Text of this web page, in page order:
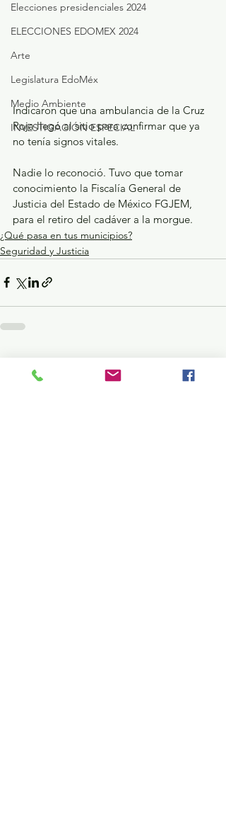
Elecciones presidenciales 2024
ELECCIONES EDOMEX 2024
Arte
Legislatura EdoMéx
Medio Ambiente
INVESTIGACIÓN ESPECIAL
Indicaron que una ambulancia de la Cruz
Roja llegó al sitio para confirmar que ya
no tenía signos vitales.
Nadie lo reconoció. Tuvo que tomar
conocimiento la Fiscalía General de
Justicia del Estado de México FGJEM,
para el retiro del cadáver a la morgue.
¿Qué pasa en tus municipios?
Seguridad y Justicia